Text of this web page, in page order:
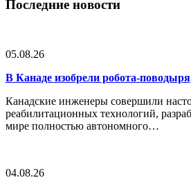
Последние новости
05.08.26
В Канаде изобрели робота-
Канадские инженеры совершили
реабилитационных технологий,
мире полностью автономного…
04.08.26